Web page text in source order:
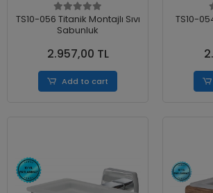
TS10-056 Titanik Montajlı Sıvı
Sabunluk
2.957,00 TL
Add to cart
TS10-